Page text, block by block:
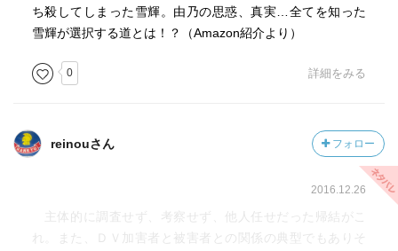
ち殺してしまった雪輝。由乃の思惑、真実…全てを知った
雪輝が選択する道とは！？（Amazon紹介より）
0 詳細をみる
reinouさん フォロー
2016.12.26
主体的に調査せず、考察せず、他人任せだった帰結がこ
れ。また、ＤＶ加害者と被害者との関係の典型でもありそ